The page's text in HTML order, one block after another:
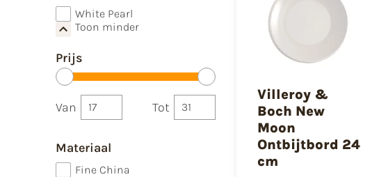
White Pearl
Toon minder
Prijs
Van Tot
Materiaal
Fine China
Villeroy &
Boch New
Moon
Ontbijtbord 24
cm